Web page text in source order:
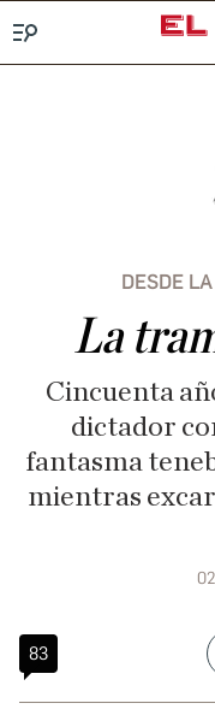
DESDE
La
Cincuenta
dictador
fantasma
mientras
83